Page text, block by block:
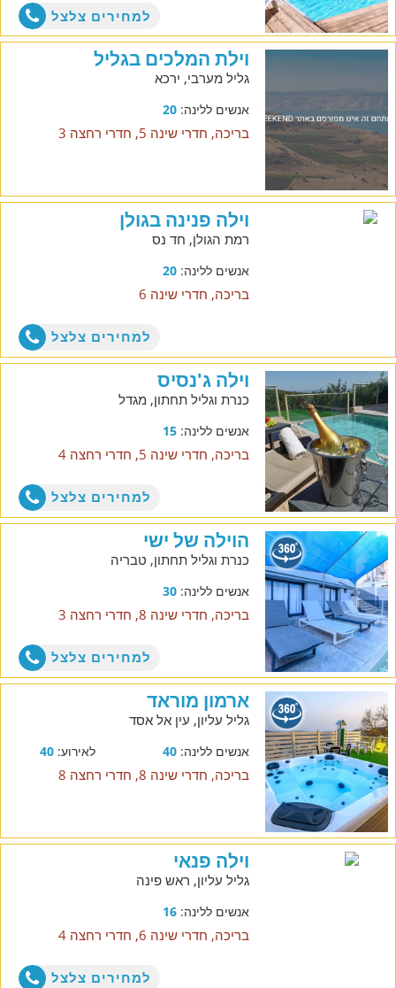
למחירים צלצל
וילת המלכים בגליל
גליל מערבי, ירכא
אנשים ללינה:20
בריכה, חדרי שינה 5, חדרי רחצה 3
וילה פנינה בגולן
רמת הגולן, חד נס
אנשים ללינה:20
בריכה, חדרי שינה 6
למחירים צלצל
וילה ג'נסיס
כנרת וגליל תחתון, מגדל
אנשים ללינה:15
בריכה, חדרי שינה 5, חדרי רחצה 4
למחירים צלצל
הוילה של ישי
כנרת וגליל תחתון, טבריה
אנשים ללינה:30
בריכה, חדרי שינה 8, חדרי רחצה 3
למחירים צלצל
ארמון מוראד
גליל עליון, עין אל אסד
אנשים ללינה:40 לאירוע:40
בריכה, חדרי שינה 8, חדרי רחצה 8
וילה פנאי
גליל עליון, ראש פינה
אנשים ללינה:16
בריכה, חדרי שינה 6, חדרי רחצה 4
למחירים צלצל